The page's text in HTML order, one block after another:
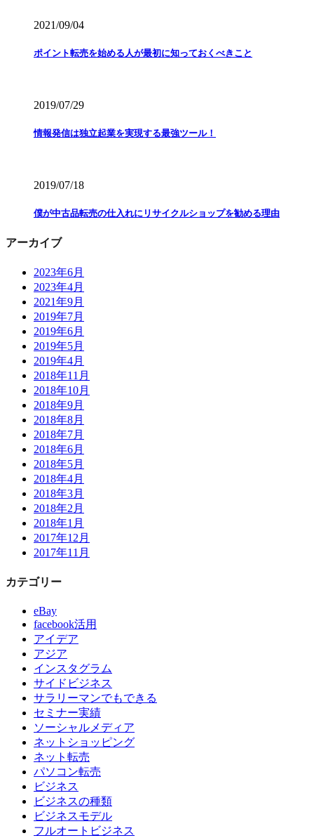
2021/09/04
ポイント転売を始める人が最初に知っておくべきこと
2019/07/29
情報発信は独立起業を実現する最強ツール！
2019/07/18
僕が中古品転売の仕入れにリサイクルショップを勧める理由
アーカイブ
2023年6月
2023年4月
2021年9月
2019年7月
2019年6月
2019年5月
2019年4月
2018年11月
2018年10月
2018年9月
2018年8月
2018年7月
2018年6月
2018年5月
2018年4月
2018年3月
2018年2月
2018年1月
2017年12月
2017年11月
カテゴリー
eBay
facebook活用
アイデア
アジア
インスタグラム
サイドビジネス
サラリーマンでもできる
セミナー実績
ソーシャルメディア
ネットショッピング
ネット転売
パソコン転売
ビジネス
ビジネスの種類
ビジネスモデル
フルオートビジネス